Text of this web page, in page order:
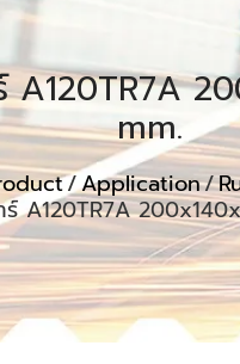
A120TR7A
mm.
/Application/
A120TR7A